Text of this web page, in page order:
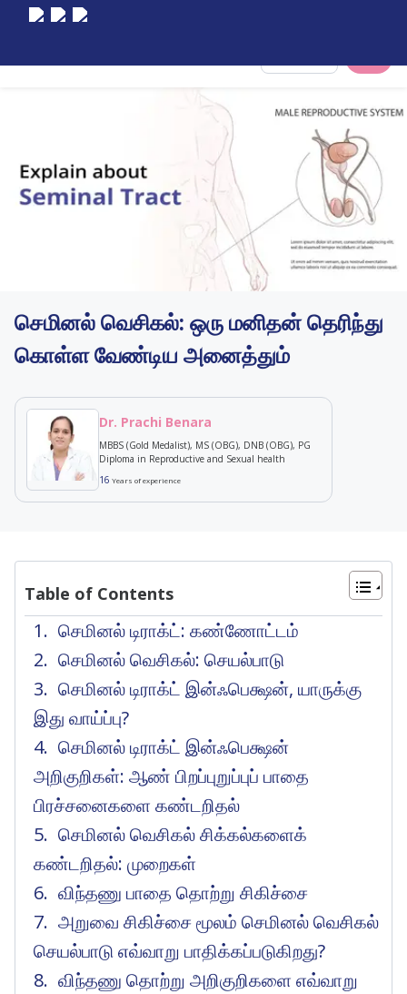
செமினல் வெசிகல்: ஒரு மனிதன் தெரிந்து
கொள்ள வேண்டிய அனைத்தும்
Dr. Prachi Benara
MBBS (Gold Medalist), MS (OBG), DNB (OBG), PG
Diploma in Reproductive and Sexual health
16 Years of experience
Table of Contents
செமினல் டிராக்ட்: கண்ணோட்டம்
செமினல் வெசிகல்: செயல்பாடு
செமினல் டிராக்ட் இன்ஃபெக்ஷன், யாருக்கு
இது வாய்ப்பு?
செமினல் டிராக்ட் இன்ஃபெக்ஷன்
அறிகுறிகள்: ஆண் பிறப்புறுப்புப் பாதை
பிரச்சனைகளை கண்டறிதல்
செமினல் வெசிகல் சிக்கல்களைக்
கண்டறிதல்: முறைகள்
விந்தணு பாதை தொற்று சிகிச்சை
அறுவை சிகிச்சை மூலம் செமினல் வெசிகல்
செயல்பாடு எவ்வாறு பாதிக்கப்படுகிறது?
விந்தணு தொற்று அறிகுறிகளை எவ்வாறு